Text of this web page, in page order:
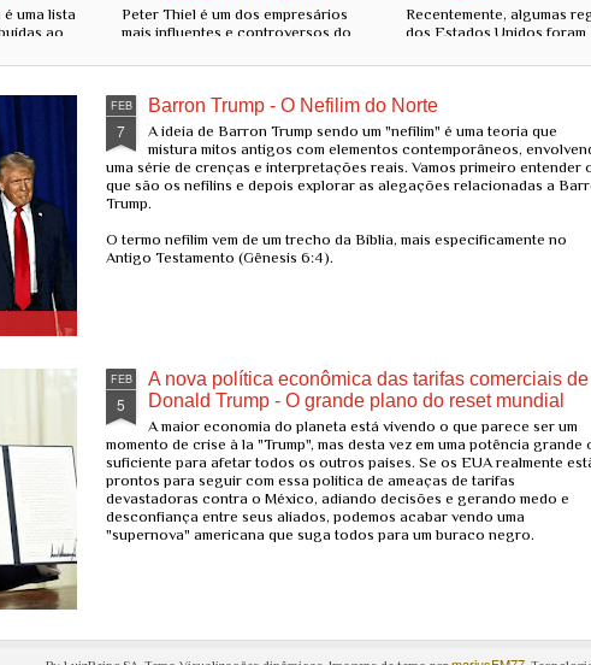
uma lista
ao
iniciado
que
mas não
sua
Peter Thiel é um dos empresários
mais influentes e controversos do
da Palantir Technologies, uma
uma missão declarada de "ajudar
organizações a tomar decisões
mais rápidas e informadas". No
entanto, a forma como a Palantir
coleta e processa dados levanta
questões éticas profundas,
especialmente quando se trata de
privacidade e vigilância em massa.
Recentemente, algumas
dos Estados Unidos foram
incomum, que foi descrita
“neblina misteriosa”. Esse
fenômeno tem gerado
preocupação,
devido a relatos de um
“químico” e sintomas
com os de gripe após
FEB
7
Barron Trump - O Nefilim do Norte
A ideia de Barron Trump sendo um "nefilim" é uma teoria que
mistura mitos antigos com elementos contemporâneos,
uma série de crenças e interpretações reais. Vamos primeiro entender
que são os nefilins e depois explorar as alegações relacionadas a
Trump.
O termo nefilim vem de um trecho da Bíblia, mais especificamente no
Antigo Testamento (Gênesis 6:4).
FEB
5
A nova política econômica das tarifas comerciais de
Donald Trump - O grande plano do reset mundial
A maior economia do planeta está vivendo o que parece ser um
momento de crise à la "Trump", mas desta vez em uma potência grande
suficiente para afetar todos os outros países. Se os EUA realmente
prontos para seguir com essa política de ameaças de tarifas
devastadoras contra o México, adiando decisões e gerando medo e
desconfiança entre seus aliados, podemos acabar vendo uma
"supernova" americana que suga todos para um buraco negro.